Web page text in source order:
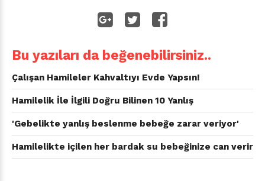
Bu yazıları da beğenebilirsiniz..
Çalışan Hamileler Kahvaltıyı Evde Yapsın!
Hamilelik İle İlgili Doğru Bilinen 10 Yanlış
'Gebelikte yanlış beslenme bebeğe zarar veriyor'
Hamilelikte içilen her bardak su bebeğinize can verir